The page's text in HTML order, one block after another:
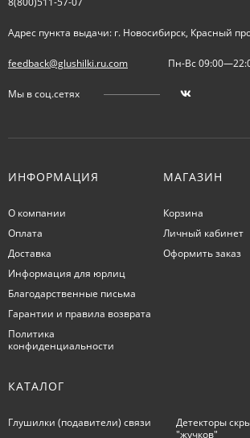
Адрес пункта выдачи: г. Новосибирск, Красный
feedback@glushilki.ru.com Пн-Вс
Мы в соц.сетях
ИНФОРМАЦИЯ
О компании
Оплата
Доставка
Информация для юрлиц
Благодарственные письма
Гарантии и правила возврата
Политика
конфиденциальности
МАГАЗИН
Корзина
Личный кабинет
Оформить заказ
КАТАЛОГ
Глушилки (подавители) связи
Детекторы
"жучков"